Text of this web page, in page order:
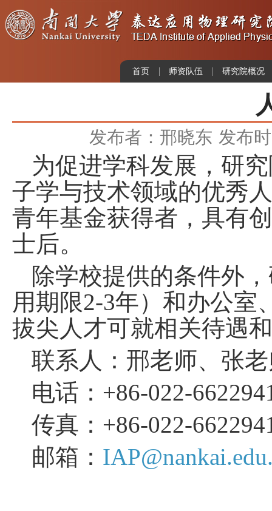
首页 师资队伍 研究院概况
发布者：邢晓东 发布
为促进学科发展， 研
子学与技术领域的优秀
青年基金获得者， 具有
士后。
除学校提供的条件外
用期限2-3年） 和办公室
拔尖人才可就相关待遇
联系人：邢老师、张
电话： +86-022-
传真： +86-022-
邮箱：